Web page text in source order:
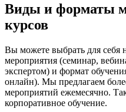
Виды и форматы
курсов
Вы можете выбрать для себя
мероприятия (семинар,
экспертом) и формат
онлайн). Мы предлагаем
мероприятий ежемесячно.
корпоративное обучение.